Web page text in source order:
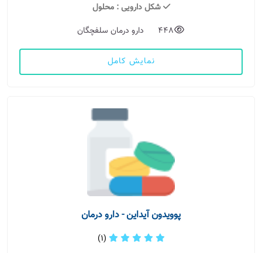
شکل دارویی: محلول
448
دارو درمان سلفچگان
نمایش کامل
پوویدون آیداین - دارو درمان
(1)